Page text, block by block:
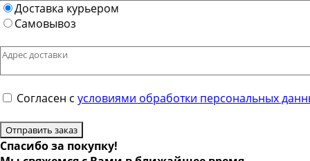
Доставка курьером
Самовывоз
Согласен с условиями обработки персональных
Отправить заказ
Спасибо за покупку!